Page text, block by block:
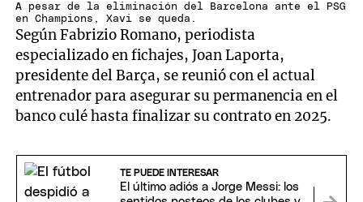
A pesar de la eliminación del Barcelona ante el PSG
en Champions, Xavi se queda.
Según Fabrizio Romano, periodista
especializado en fichajes, Joan Laporta,
presidente del Barça, se reunió con el actual
entrenador para asegurar su permanencia en el
banco culé hasta finalizar su contrato en 2025.
TE PUEDE INTERESAR
El último adiós a Jorge Messi: los